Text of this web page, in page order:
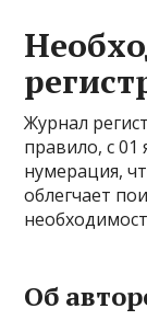
Журнал
правило, с 01
нумерация,
облегчает
Об